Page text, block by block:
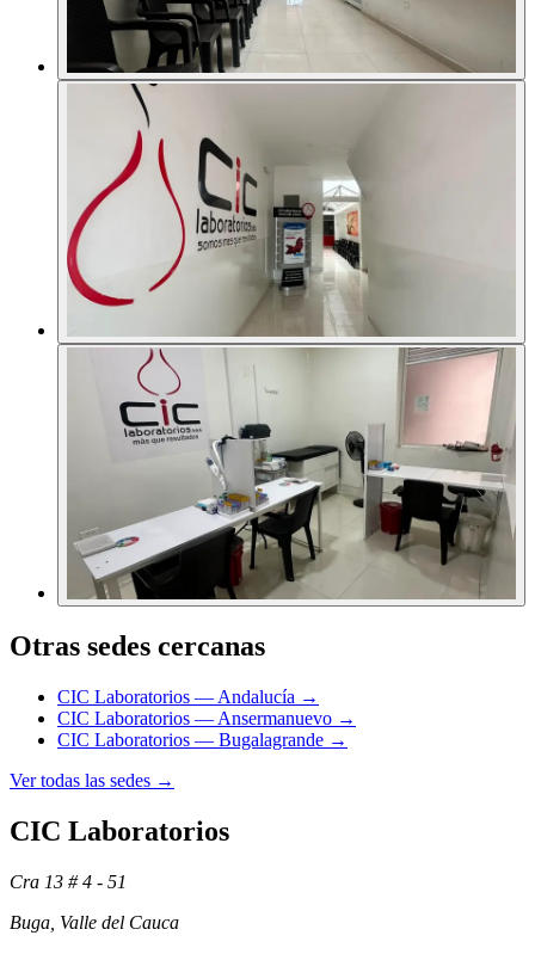
Sedes
Contacto
Otras sedes cercanas
CIC Laboratorios — Andalucía →
CIC Laboratorios — Ansermanuevo →
CIC Laboratorios — Bugalagrande →
Ver todas las sedes →
CIC Laboratorios
Cra 13 # 4 - 51
Buga, Valle del Cauca